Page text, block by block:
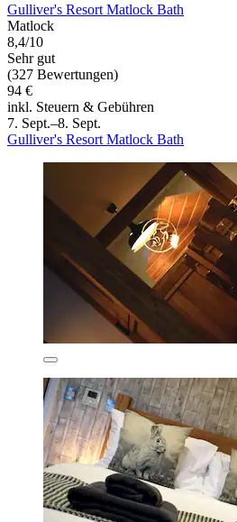
Gulliver's Resort Matlock Bath
Matlock
8,4/10
Sehr gut
(327 Bewertungen)
94 €
inkl. Steuern & Gebühren
7. Sept.–8. Sept.
Gulliver's Resort Matlock Bath